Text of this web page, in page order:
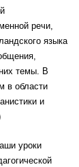
речи,
языка
темы. В
в области
и
уроки